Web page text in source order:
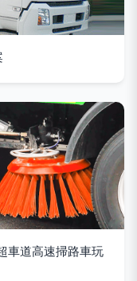
車道高速掃路車玩